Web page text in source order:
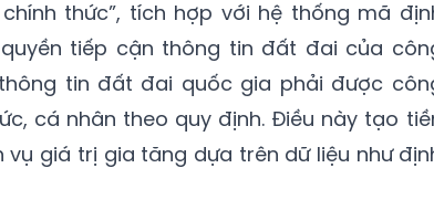
thức”, tích hợp với hệ thống mã
tiếp cận thông tin đất đai của
tin đất đai quốc gia phải được
cá nhân theo quy định. Điều này tạo
giá trị gia tăng dựa trên dữ liệu như